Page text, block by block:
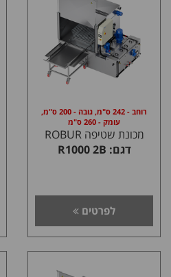
רוחב - 242 ס"מ, גובה - 200 ס"מ,
עומק - 260 ס"מ
מכונת שטיפה ROBUR
דגם: R1000 2B
לפרטים